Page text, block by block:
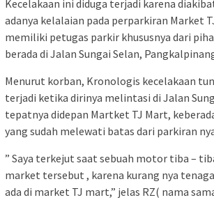
Kecelakaan ini diduga terjadi karena
adanya kelalaian pada perparkiran Market
memiliki petugas parkir khususnya dari
berada di Jalan Sungai Selan,
Menurut korban, Kronologis kecelakaan
terjadi ketika dirinya melintasi di Jalan
tepatnya didepan Martket TJ Mart,
yang sudah melewati batas dari parkiran
” Saya terkejut saat sebuah motor tiba –
market tersebut , karena kurang nya
ada di market TJ mart,” jelas RZ( nama